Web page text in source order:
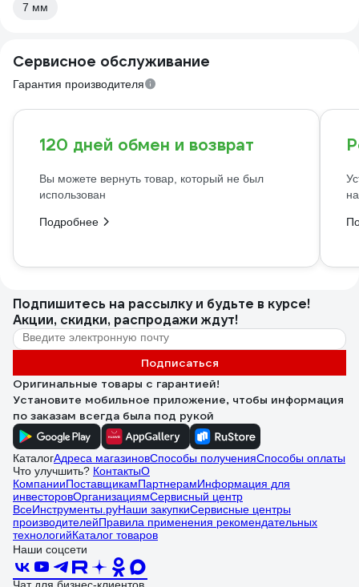
7 мм
Сервисное обслуживание
Гарантия производителя
120 дней обмен и возврат
Вы можете вернуть товар, который не был
использован
Подробнее
Подпишитесь на рассылкуи будьте в курсе!
Акции, скидки, распродажи ждут!
Подписаться
Оригинальные товары с гарантией!
Установите мобильное приложение, чтобы информация
по заказам всегда была под рукой
КаталогАдреса магазиновСпособы полученияСпособы оплаты
Что улучшить? КонтактыО
КомпанииПоставщикамПартнерамИнформация для
инвесторовОрганизациямСервисный центр
ВсеИнструменты.руНаши закупкиСервисные центры
производителейПравила применения рекомендательных
технологийКаталог товаров
Наши соцсети